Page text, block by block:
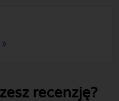
recenzję?